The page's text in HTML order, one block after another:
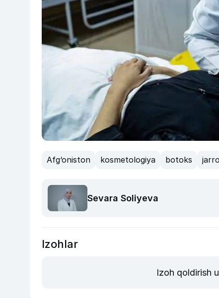
Afg‘oniston kosmetologiya botoks
Sevara Soliyeva
Izohlar
Izoh qoldirish